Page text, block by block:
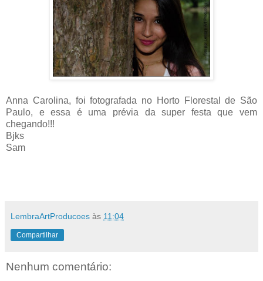
Anna Carolina, foi fotografada no Horto Florestal de São
Paulo, e essa é uma prévia da super festa que vem
chegando!!!
Bjks
Sam
LembraArtProducoes às 11:04
Compartilhar
Nenhum comentário: